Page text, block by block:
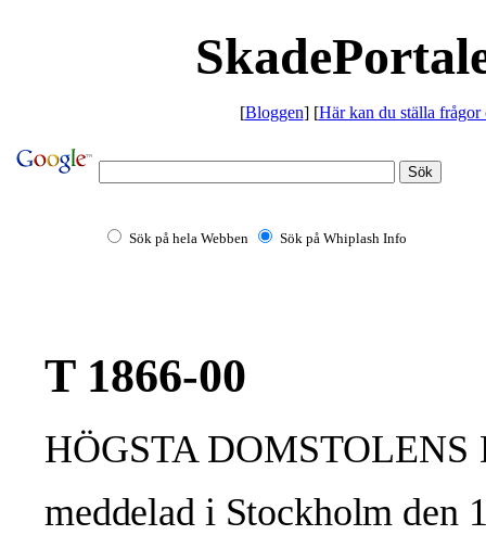
[Bloggen] [Här kan du ställa frågor
Sök på hela Webben Sök på Whiplash Info
T 1866-00
HÖGSTA DOMSTOLENS
meddelad i Stockholm den